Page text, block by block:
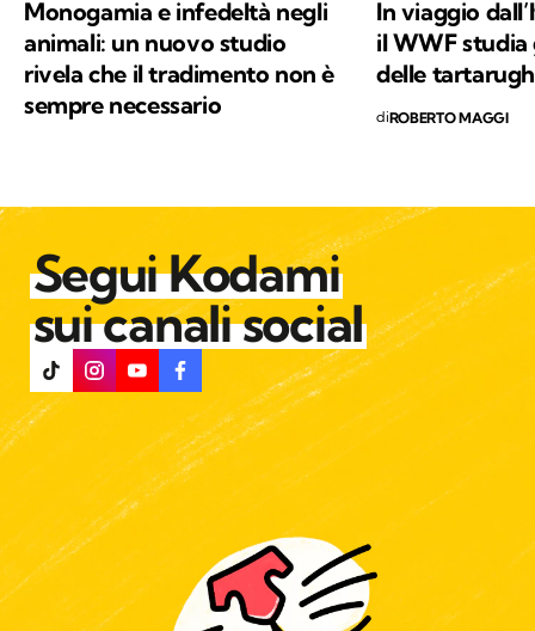
giorno: la conservazione della natura e la
salvaguardia del nostro Pianeta e di chiunque
vi abiti.
Monogamia e infedeltà negli
animali: un nuovo studio
rivela che il tradimento non è
sempre necessario
In viaggio
il WWF
delle
diROBERTO MAGGI
Segui Kodami
sui canali social